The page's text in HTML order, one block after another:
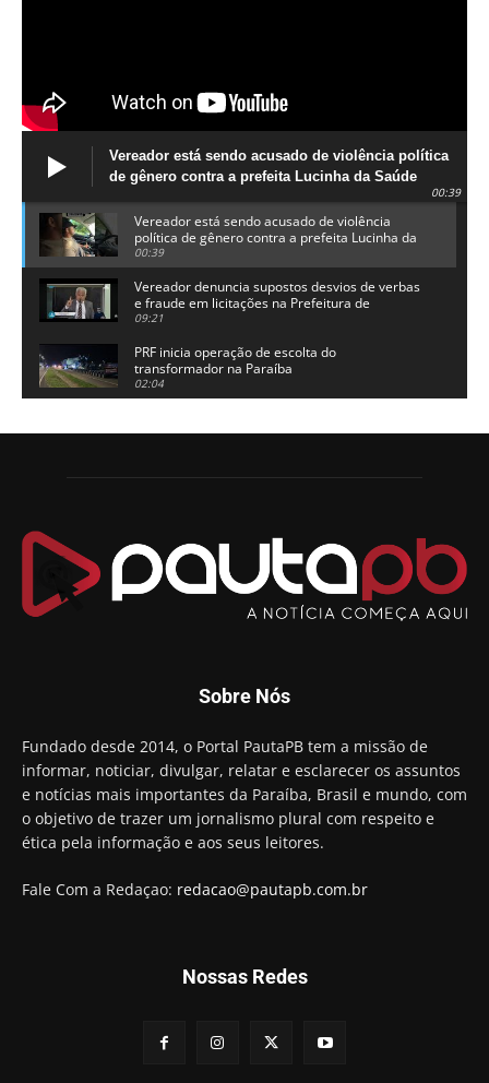
Vereador está sendo acusado de violência política
de gênero contra a prefeita Lucinha da Saúde
00:39
Vereador está sendo acusado de violência
política de gênero contra a prefeita Lucinha da
Saúde
00:39
Vereador denuncia supostos desvios de verbas
e fraude em licitações na Prefeitura de
Alhandra
09:21
PRF inicia operação de escolta do
transformador na Paraíba
02:04
candidatura a governador da Paraíba
Chapa dos sonhos: Cícero agradece a Galdino,
Arthur Lira parabeniza Karla Pimentel por sua
reeleição em Conde
00:23
Aguinaldo Ribeiro destaca apoio do PP a Hugo
preso e faz vídeo na cadeia
Hugo Motta retira projeto que permitia bancos
"confiscar" dinheiro de clientes
01:49
Descaso da gestão Panta deixa crianças e
professoras 'ilhadas' em creche
00:16
Sobre Nós
Fundado desde 2014, o Portal PautaPB tem a missão de
informar, noticiar, divulgar, relatar e esclarecer os assuntos
e notícias mais importantes da Paraíba, Brasil e mundo, com
o objetivo de trazer um jornalismo plural com respeito e
ética pela informação e aos seus leitores.
Fale Com a Redaçao: redacao@pautapb.com.br
Nossas Redes